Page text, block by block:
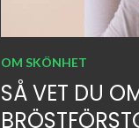
OM SKÖNHET
SÅ VET DU